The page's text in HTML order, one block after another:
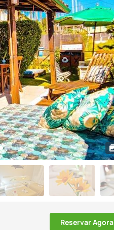
Reservar Agora